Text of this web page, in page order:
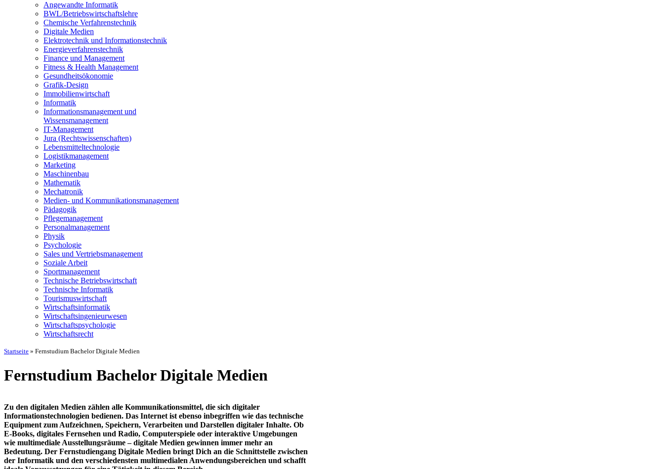
Angewandte Informatik
BWL/Betriebswirtschaftslehre
Chemische Verfahrenstechnik
Digitale Medien
Elektrotechnik und Informationstechnik
Energieverfahrenstechnik
Finance und Management
Fitness & Health Management
Gesundheitsökonomie
Grafik-Design
Immobilienwirtschaft
Informatik
Informationsmanagement und
Wissensmanagement
IT-Management
Jura (Rechtswissenschaften)
Lebensmitteltechnologie
Logistikmanagement
Marketing
Maschinenbau
Mathematik
Mechatronik
Medien- und Kommunikationsmanagement
Pädagogik
Pflegemanagement
Personalmanagement
Physik
Psychologie
Sales und Vertriebsmanagement
Soziale Arbeit
Sportmanagement
Technische Betriebswirtschaft
Technische Informatik
Tourismuswirtschaft
Wirtschaftsinformatik
Wirtschaftsingenieurwesen
Wirtschaftspsychologie
Wirtschaftsrecht
Startseite » Fernstudium Bachelor Digitale Medien
Fernstudium Bachelor Digitale Medien
Zu den digitalen Medien zählen alle Kommunikationsmittel, die sich digitaler
Informationstechnologien bedienen. Das Internet ist ebenso inbegriffen wie das technische
Equipment zum Aufzeichnen, Speichern, Verarbeiten und Darstellen digitaler Inhalte. Ob
E-Books, digitales Fernsehen und Radio, Computerspiele oder interaktive Umgebungen
wie multimediale Ausstellungsräume – digitale Medien gewinnen immer mehr an
Bedeutung. Der Fernstudiengang Digitale Medien bringt Dich an die Schnittstelle zwischen
der Informatik und den verschiedensten multimedialen Anwendungsbereichen und schafft